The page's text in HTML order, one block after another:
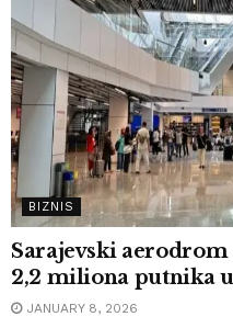
BIZNIS
Sarajevski
2,2 miliona putnika
JANUARY 8, 2026